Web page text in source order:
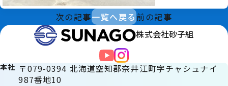
次の記事一覧へ戻る前の記事
株式会社砂子組
本社 〒079-0394 北海道空知郡奈井江町字チャシュナイ
987番地10